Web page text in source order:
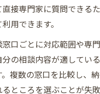
接専門家に質問できる
用できます。
窓口ごとに対応範囲や専
の相談内容が適してい
。複数の窓口を比較し、
るところを選ぶことが失